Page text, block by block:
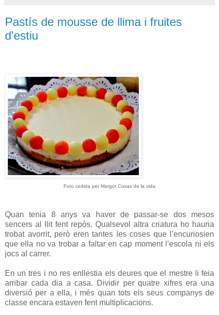
Pastís de mousse de llima i fruites
d'estiu
Foto cedida per Margot Cosas de la vida
Quan tenia 8 anys va haver de passar-se dos mesos
sencers al llit fent repòs. Qualsevol altra criatura ho hauria
trobat avorrit, però eren tantes les coses que l’encuriosien
que ella no va trobar a faltar en cap moment l’escola ni els
jocs al carrer.
En un tres i no res enllestia els deures que el mestre li feia
arribar cada dia a casa. Dividir per quatre xifres era una
diversió per a ella, i més quan tots els seus companys de
classe encara estaven fent multiplicacions.